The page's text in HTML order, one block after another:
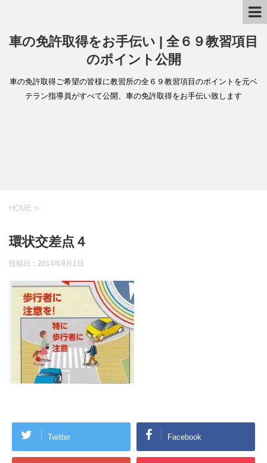
車の免許取得をお手伝い | 全６９教習項目
のポイント公開
車の免許取得ご希望の皆様に教習所の全６９教習項目のポイントを元ベ
テラン指導員がすべて公開、車の免許取得をお手伝い致します
HOME >
環状交差点４
投稿日： 2014年9月1日
Twitter Facebook